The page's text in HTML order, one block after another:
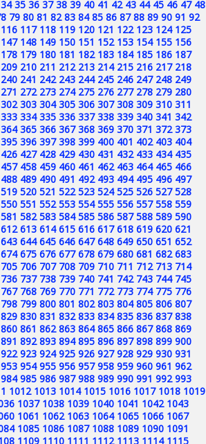
34 35 36 37 38 39 40 41 42 43 44 45 46 47 48
79 80 81 82 83 84 85 86 87 88 89 90 91 92
116 117 118 119 120 121 122 123 124 125
147 148 149 150 151 152 153 154 155 156
178 179 180 181 182 183 184 185 186 187
209 210 211 212 213 214 215 216 217 218
240 241 242 243 244 245 246 247 248 249
271 272 273 274 275 276 277 278 279 280
302 303 304 305 306 307 308 309 310 311
333 334 335 336 337 338 339 340 341 342
364 365 366 367 368 369 370 371 372 373
395 396 397 398 399 400 401 402 403 404
426 427 428 429 430 431 432 433 434 435
457 458 459 460 461 462 463 464 465 466
488 489 490 491 492 493 494 495 496 497
519 520 521 522 523 524 525 526 527 528
550 551 552 553 554 555 556 557 558 559
581 582 583 584 585 586 587 588 589 590
612 613 614 615 616 617 618 619 620 621
643 644 645 646 647 648 649 650 651 652
674 675 676 677 678 679 680 681 682 683
705 706 707 708 709 710 711 712 713 714
736 737 738 739 740 741 742 743 744 745
767 768 769 770 771 772 773 774 775 776
798 799 800 801 802 803 804 805 806 807
829 830 831 832 833 834 835 836 837 838
860 861 862 863 864 865 866 867 868 869
891 892 893 894 895 896 897 898 899 900
922 923 924 925 926 927 928 929 930 931
953 954 955 956 957 958 959 960 961 962
984 985 986 987 988 989 990 991 992 993
1012 1013 1014 1015 1016 1017 1018 1019
1037 1038 1039 1040 1041 1042 1043
1061 1062 1063 1064 1065 1066 1067
1085 1086 1087 1088 1089 1090 1091
1109 1110 1111 1112 1113 1114 1115